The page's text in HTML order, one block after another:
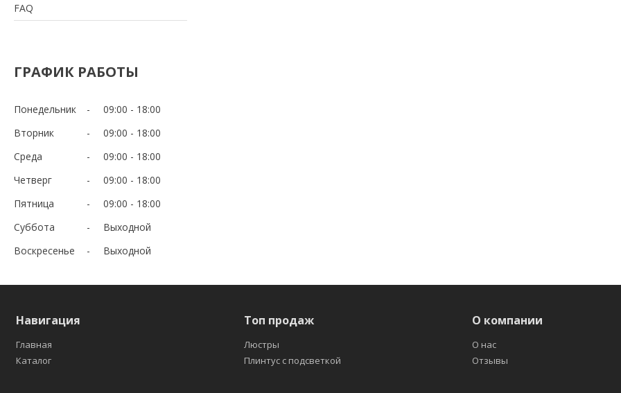
FAQ
ГРАФИК РАБОТЫ
Понедельник 09:00
18:00
Вторник
09:00
18:00
Среда
09:00
18:00
Четверг
09:00
18:00
Пятница
09:00
18:00
Суббота
Выходной
Воскресенье
Выходной
Навигация
Главная
Каталог
Топ продаж
Люстры
Плинтус с подсветкой
О компании
О нас
Отзывы